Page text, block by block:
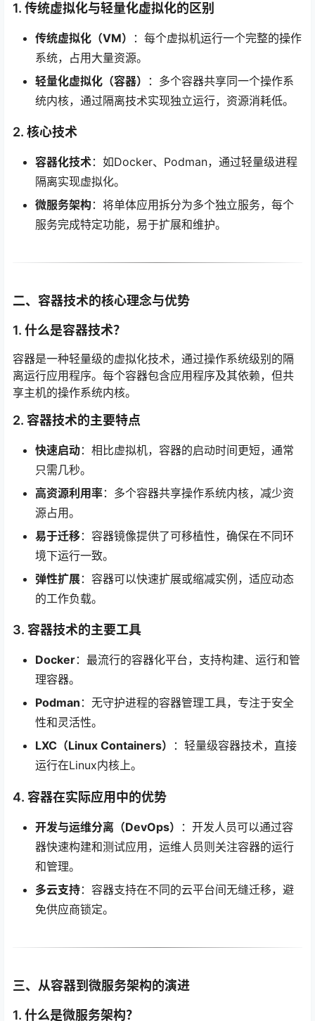
1. 传统虚拟化与轻量化虚拟化的区别
传统虚拟化（VM）
：每个虚拟机运行一个完整的操作
系统，占用大量资源。
轻量化虚拟化（容器）
：多个容器共享同一个操作系
统内核，通过隔离技术实现独立运行，资源消耗低。
2. 核心技术
容器化技术：如Docker、Podman，通过轻量级进程
隔离实现虚拟化。
微服务架构：将单体应用拆分为多个独立服务，每个
服务完成特定功能，易于扩展和维护。
二、容器技术的核心理念与优势
1. 什么是容器技术？
容器是一种轻量级的虚拟化技术，通过操作系统级别的隔
离运行应用程序。每个容器包含应用程序及其依赖，但共
享主机的操作系统内核。
2. 容器技术的主要特点
快速启动：相比虚拟机，容器的启动时间更短，通常
只需几秒。
高资源利用率：多个容器共享操作系统内核，减少资
源占用。
易于迁移：容器镜像提供了可移植性，确保在不同环
境下运行一致。
弹性扩展：容器可以快速扩展或缩减实例，适应动态
的工作负载。
3. 容器技术的主要工具
Docker：最流行的容器化平台，支持构建、运行和管
理容器。
Podman ：无守护进程的容器管理工具，专注于安全
性和灵活性。
LXC（Linux Containers）
：轻量级容器技术，直接
运行在Linux内核上。
4. 容器在实际应用中的优势
开发与运维分离（DevOps）
：开发人员可以通过容
器快速构建和测试应用，运维人员则关注容器的运行
和管理。
多云支持：容器支持在不同的云平台间无缝迁移，避
免供应商锁定。
三、从容器到微服务架构的演进
1. 什么是微服务架构？